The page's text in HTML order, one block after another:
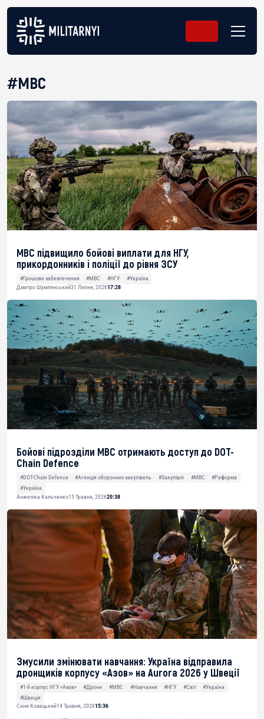
#МВС
МВС підвищило бойові виплати для НГУ,
прикордонників і поліції до рівня ЗСУ
#Грошове забезпечення #МВС #НГУ
#Україна
Дмитро Шумлянський31 Липня, 202617:28
Бойові підрозділи МВС отримають доступ до DOT-
Chain Defence
#DOT-Chain Defence #Агенція оборонних закупівель #Закупівлі #МВС
#Реформа
#Україна
Анжеліка Кальченко15 Травня, 202620:38
Змусили змінювати навчання: Україна відправила
дронщиків корпусу «Азов» на Aurora 2026 у Швеції
#1-й корпус НГУ «Азов» #Дрони #МВС #Навчання #НГУ #Світ
#Україна
#Швеція
Саня Козацький14 Травня, 202615:36